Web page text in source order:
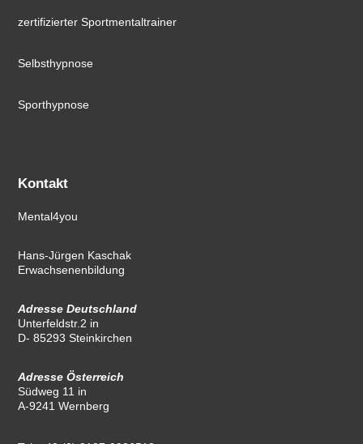
zertifizierter Sportmentaltrainer
Selbsthypnose
Sporthypnose
Kontakt
Mental4you
Hans-Jürgen Kaschak
Erwachsenenbildung
Adresse Deutschland
Unterfeldstr.2 in
D- 85293 Steinkirchen
Adresse Österreich
Südweg 11 in
A-9241 Wernberg